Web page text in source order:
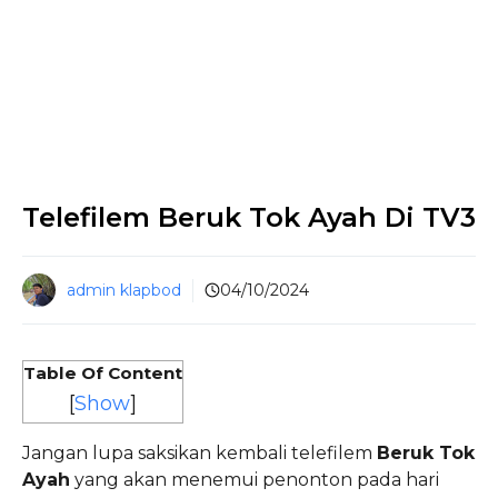
Telefilem Beruk Tok Ayah Di TV3
admin klapbod 04/10/2024
Table Of Content
[Show]
Jangan lupa saksikan kembali telefilem Beruk Tok
Ayah yang akan menemui penonton pada hari